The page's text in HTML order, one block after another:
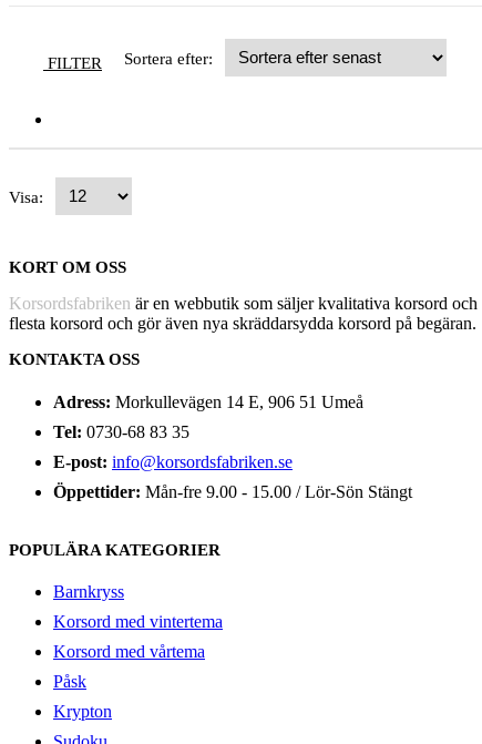
FILTER Sortera efter:
Visa:
KORT OM OSS
Korsordsfabriken är en webbutik som säljer kvalitativa korsord
flesta korsord och gör även nya skräddarsydda korsord på begäran.
KONTAKTA OSS
Adress: Morkullevägen 14 E, 906 51 Umeå
Tel: 0730-68 83 35
E-post: info@korsordsfabriken.se
Öppettider: Mån-fre 9.00 - 15.00 / Lör-Sön Stängt
POPULÄRA KATEGORIER
Barnkryss
Korsord med vintertema
Korsord med vårtema
Påsk
Krypton